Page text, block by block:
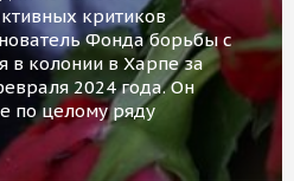
критиков
Фонда борьбы с
в колонии в Харпе за
2024 года. Он
по целому ряду